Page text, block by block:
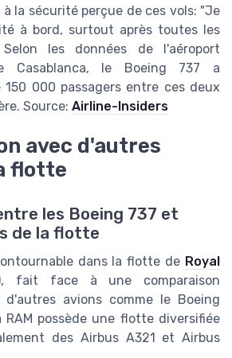
la sécurité perçue de ces vols: "Je
à bord, surtout après toutes les
les données de l'aéroport
Casablanca, le Boeing 737 a
000 passagers entre ces deux
Source: Airline-Insiders
avec d'autres
flotte
les Boeing 737 et
de la flotte
dans la flotte de Royal
fait face à une comparaison
d'autres avions comme le Boeing
RAM possède une flotte diversifiée
des Airbus A321 et Airbus